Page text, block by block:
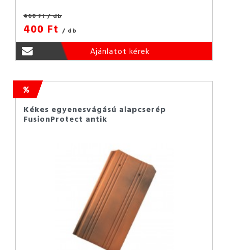
460 Ft/ db
400 Ft / db
Ajánlatot kérek
Kékes egyenesvágású alapcserép
FusionProtect antik